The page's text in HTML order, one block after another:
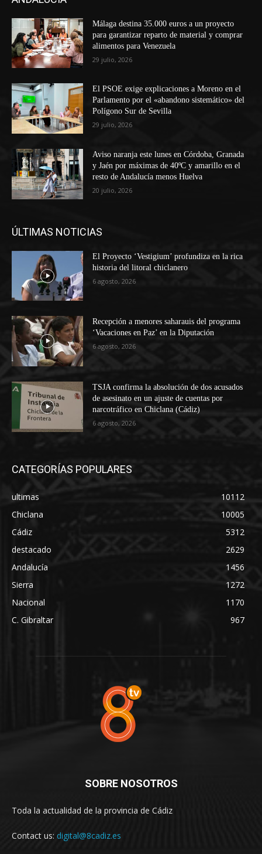
Málaga destina 35.000 euros a un proyecto
para garantizar reparto de material y comprar
alimentos para Venezuela
29 julio, 2026
El PSOE exige explicaciones a Moreno en el
Parlamento por el «abandono sistemático» del
Polígono Sur de Sevilla
29 julio, 2026
Aviso naranja este lunes en Córdoba, Granada
y Jaén por máximas de 40ºC y amarillo en el
resto de Andalucía menos Huelva
20 julio, 2026
ÚLTIMAS NOTICIAS
El Proyecto ‘Vestigium’ profundiza en la rica
historia del litoral chiclanero
6 agosto, 2026
Recepción a menores saharauis del programa
‘Vacaciones en Paz’ en la Diputación
6 agosto, 2026
TSJA confirma la absolución de dos acusados
de asesinato en un ajuste de cuentas por
narcotráfico en Chiclana (Cádiz)
6 agosto, 2026
CATEGORÍAS POPULARES
ultimas
10112
Chiclana
10005
Cádiz
5312
destacado
2629
Andalucía
1456
Sierra
1272
Nacional
1170
C. Gibraltar
967
SOBRE NOSOTROS
Toda la actualidad de la provincia de Cádiz
Contact us: digital@8cadiz.es